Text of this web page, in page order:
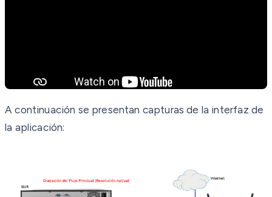
A continuación se presentan capturas de la interfaz de
la aplicación: